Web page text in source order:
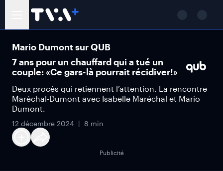
Mario Dumont sur QUB
7 ans pour un chauffard qui a tué un
couple: «Ce gars-là pourrait récidiver!»
Deux procès qui retiennent l’attention. La rencontre
Maréchal-Dumont avec Isabelle Maréchal et Mario
Dumont.
12 décembre 2024 8 min
Publicité